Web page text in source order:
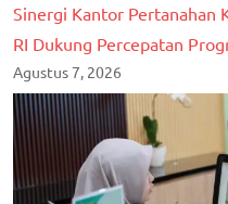
Sinergi Kantor Pertanahan
RI Dukung Percepatan
Agustus 7, 2026